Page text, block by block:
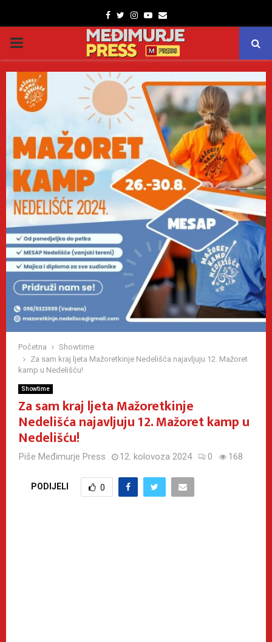
Facebook
TwitterInstagram
Youtube
Email
PRIMARY
MENU
Početna
Showtime
Za sam kraj ljeta Mažoretkinje Nedelišća najavljuju 12. Mažoret
kamp u Nedelišću!
Showtime
Za sam kraj ljeta Mažoretkinje
Nedelišća najavljuju 12. Mažoret kamp u
Nedelišću!
Piše Međimurje Press 12. kolovoza 2024 0 168
PODIJELI 0